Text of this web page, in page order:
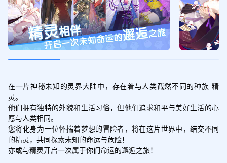
在一片神秘未知的灵界大陆中，存在着与人类截然不同的种族-精
灵。
他们拥有独特的外貌和生活习俗，但他们追求和平与美好生活的心
愿与人类相同。
您将化身为一位怀揣着梦想的冒险者，将在这片世界中，结交不同
的精灵，共同探索未知的命运与危险！
亦或与精灵开启一次属于你们命运的邂逅之旅！